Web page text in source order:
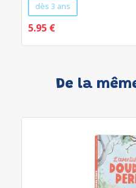
dès 3 ans
5.95 €
De la